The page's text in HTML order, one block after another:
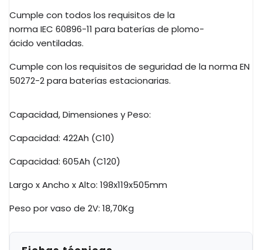
Cumple con todos los requisitos de la
norma IEC 60896-11 para baterías de plomo-
ácido ventiladas.
Cumple con los requisitos de seguridad de la norma EN
50272-2 para baterías estacionarias.
Capacidad, Dimensiones y Peso:
Capacidad: 422Ah (C10)
Capacidad: 605Ah (C120)
Largo x Ancho x Alto: 198x119x505mm
Peso por vaso de 2V: 18,70Kg